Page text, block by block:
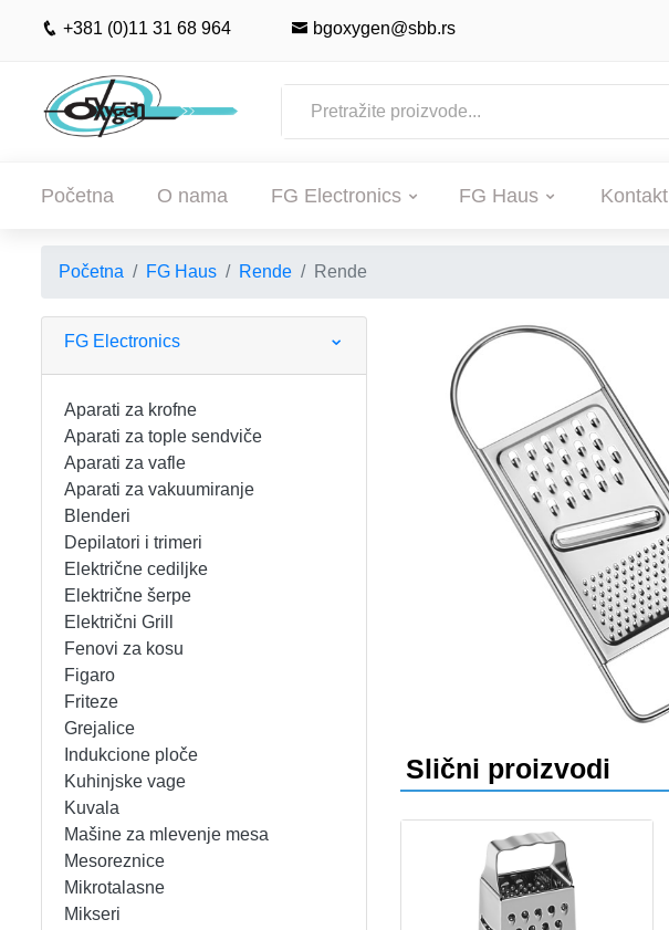
+381 (0)11 31 68 964 bgoxygen@sbb.rs
Početna O nama FG Electronics FG Haus Kontakt
POČETNA
APARATI ZA KROFNE
APARATI ZA TOPLE SENDVIČE
APARATI ZA VAFLE
APARATI ZA VAKUUMIRANJE
BLENDERI
DEPILATORI I TRIMERI
ELEKTRIČNE CEDILJKE
ELEKTRIČNE ŠERPE
ELEKTRIČNI GRILL
FG HAUS
CEDILJKE
DEZERTNI TANJIRI
DŽEZVE
EKSPRES LONCI
EMAJLIRANE ŠERPE
ETAŽERI
GARNITURE ESCAJGA
KALUPI ZA TORTE
KONTAKT
+381 (0)11 31 68 964
Početna FG Haus Rende Rende
FG Electronics
Aparati za krofne
Aparati za tople sendviče
Aparati za vafle
Aparati za vakuumiranje
Blenderi
Depilatori i trimeri
Električne cediljke
Električne šerpe
Električni Grill
Fenovi za kosu
Figaro
Friteze
Grejalice
Indukcione ploče
Kuhinjske vage
Kuvala
Mašine za mlevenje mesa
Mesoreznice
Mikrotalasne
Mikseri
Slični proizvodi